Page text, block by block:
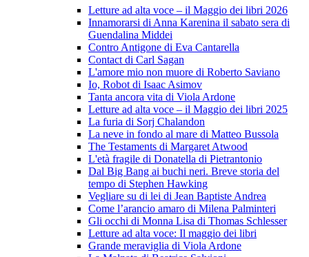
Letture ad alta voce – il Maggio dei libri 2026
Innamorarsi di Anna Karenina il sabato sera di
Guendalina Middei
Contro Antigone di Eva Cantarella
Contact di Carl Sagan
L'amore mio non muore di Roberto Saviano
Io, Robot di Isaac Asimov
Tanta ancora vita di Viola Ardone
Letture ad alta voce – il Maggio dei libri 2025
La furia di Sorj Chalandon
La neve in fondo al mare di Matteo Bussola
The Testaments di Margaret Atwood
L'età fragile di Donatella di Pietrantonio
Dal Big Bang ai buchi neri. Breve storia del
tempo di Stephen Hawking
Vegliare su di lei di Jean Baptiste Andrea
Come l’arancio amaro di Milena Palminteri
Gli occhi di Monna Lisa di Thomas Schlesser
Letture ad alta voce: Il maggio dei libri
Grande meraviglia di Viola Ardone